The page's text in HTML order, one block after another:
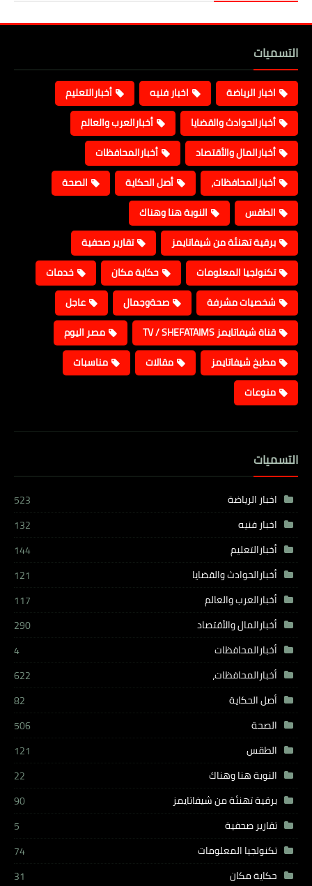
التسميات
اخبار الرياضة اخبار فنيه
أخبارالتعليم
أخبارالحوادث والقضايا
أخبارالعرب والعالم
أخبارالمال والأقتصاد
أخبارالمحافظات
أخبارالمحافظات،
أصل الحكاية
الصحة
الطقس
النوبة هنا وهناك
برقية تهنئة من شيفاتايمز
تقارير صحفية
تكنولجيا المعلومات
حكاية مكان
خدمات
شخصيات مشرفة
صحةوجمال
عاجل
قناة شيفاتايمز TV / SHEFATAIMS
مصر اليوم
مطبخ شيفاتايمز
مقالات
مناسبات
منوعات
التسميات
اخبار الرياضة
523
اخبار فنيه
132
أخبارالتعليم
144
أخبارالحوادث والقضايا
121
أخبارالعرب والعالم
117
أخبارالمال والأقتصاد
290
أخبارالمحافظات
4
أخبارالمحافظات،
622
أصل الحكاية
82
الصحة
506
الطقس
121
النوبة هنا وهناك
22
برقية تهنئة من شيفاتايمز
90
تقارير صحفية
5
تكنولجيا المعلومات
74
حكاية مكان
31